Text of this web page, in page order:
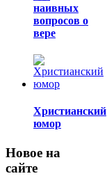
наивных
вопросов о
вере
Христианский
юмор
Новое на
сайте